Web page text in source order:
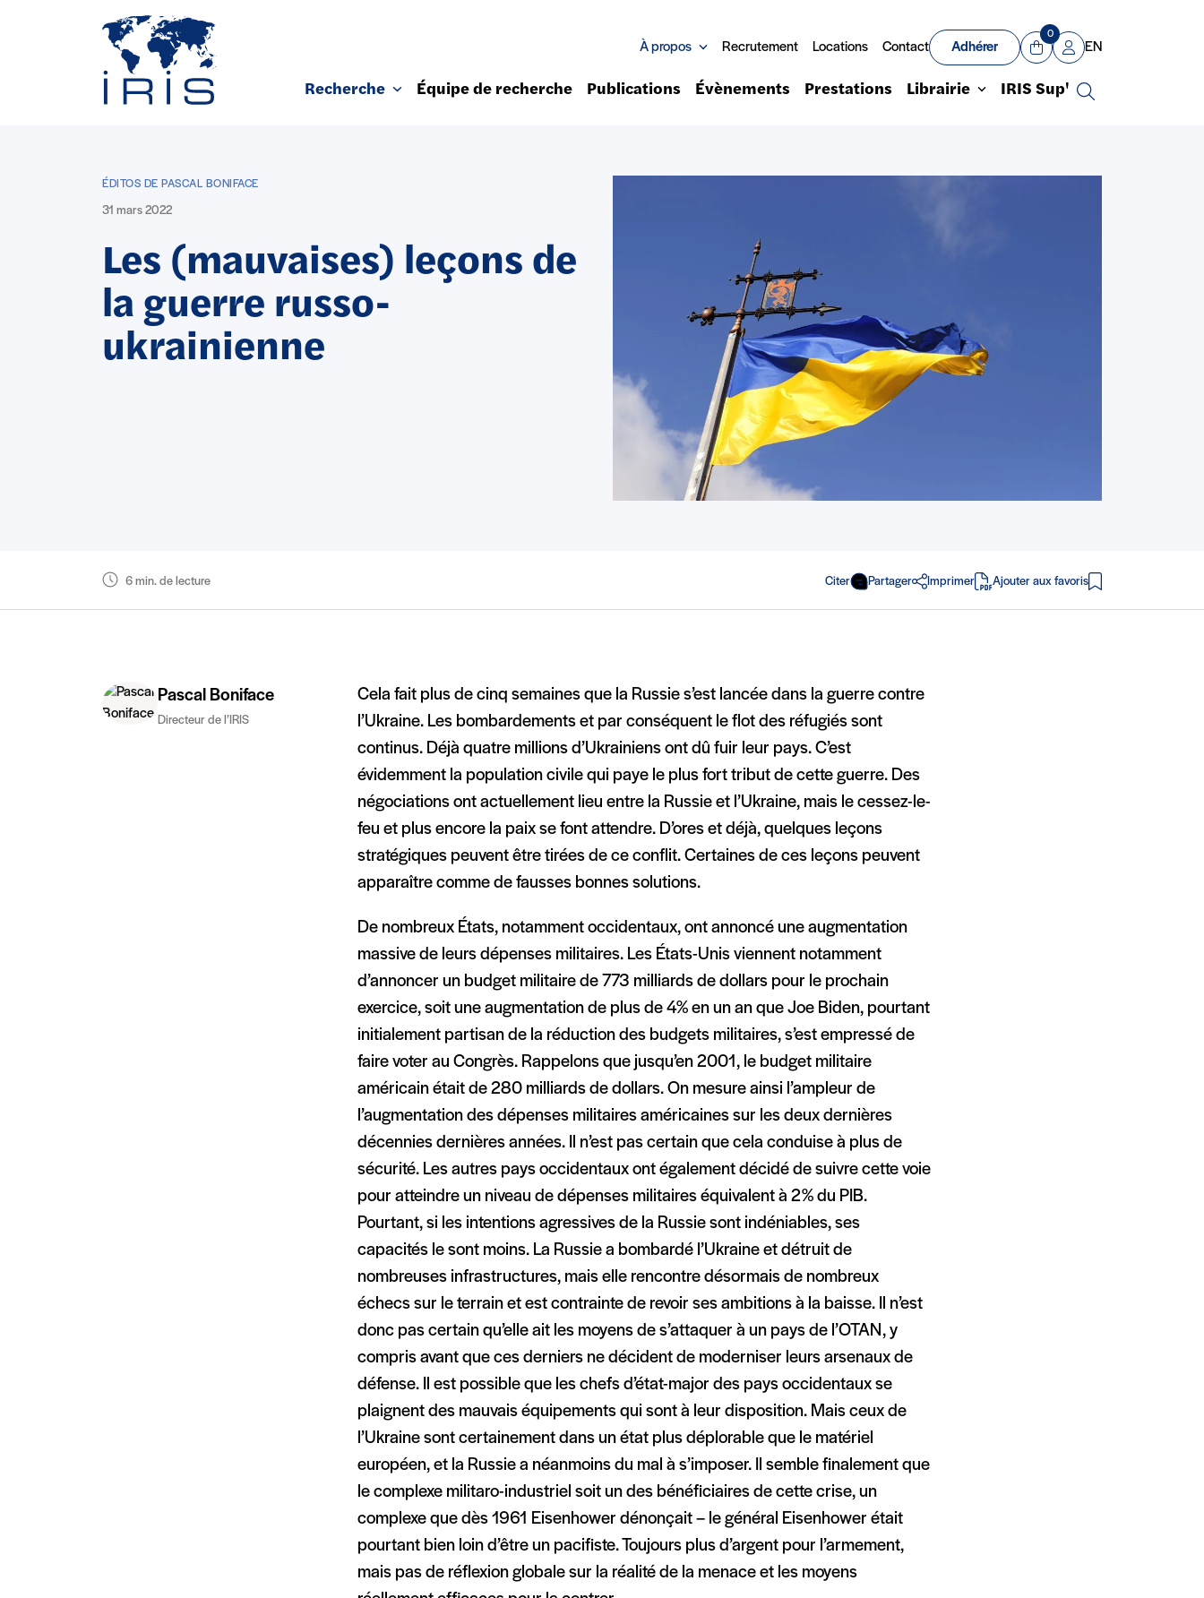
À propos Recrutement Locations Contact Adhérer
Panier
0
Mon compte
EN
Recherche Équipe de recherche Publications Évènements Prestations Librairie IRIS Sup'
Recherche
ÉDITOS DE PASCAL BONIFACE
31 mars 2022
Les (mauvaises) leçons de
la guerre russo-
ukrainienne
6 min. de lecture Citer Partager Imprimer
en PDF
Ajouter aux favoris
Pascal Boniface
Directeur de l’IRIS
Cela fait plus de cinq semaines que la Russie s’est lancée dans la guerre contre
l’Ukraine. Les bombardements et par conséquent le flot des réfugiés sont
continus. Déjà quatre millions d’Ukrainiens ont dû fuir leur pays. C’est
évidemment la population civile qui paye le plus fort tribut de cette guerre. Des
négociations ont actuellement lieu entre la Russie et l’Ukraine, mais le cessez-le-
feu et plus encore la paix se font attendre. D’ores et déjà, quelques leçons
stratégiques peuvent être tirées de ce conflit. Certaines de ces leçons peuvent
apparaître comme de fausses bonnes solutions.
De nombreux États, notamment occidentaux, ont annoncé une augmentation
massive de leurs dépenses militaires. Les États-Unis viennent notamment
d’annoncer un budget militaire de 773 milliards de dollars pour le prochain
exercice, soit une augmentation de plus de 4% en un an que Joe Biden, pourtant
initialement partisan de la réduction des budgets militaires, s’est empressé de
faire voter au Congrès. Rappelons que jusqu’en 2001, le budget militaire
américain était de 280 milliards de dollars. On mesure ainsi l’ampleur de
l’augmentation des dépenses militaires américaines sur les deux dernières
décennies dernières années. Il n’est pas certain que cela conduise à plus de
sécurité. Les autres pays occidentaux ont également décidé de suivre cette voie
pour atteindre un niveau de dépenses militaires équivalent à 2% du PIB.
Pourtant, si les intentions agressives de la Russie sont indéniables, ses
capacités le sont moins. La Russie a bombardé l’Ukraine et détruit de
nombreuses infrastructures, mais elle rencontre désormais de nombreux
échecs sur le terrain et est contrainte de revoir ses ambitions à la baisse. Il n’est
donc pas certain qu’elle ait les moyens de s’attaquer à un pays de l’OTAN, y
compris avant que ces derniers ne décident de moderniser leurs arsenaux de
défense. Il est possible que les chefs d’état-major des pays occidentaux se
plaignent des mauvais équipements qui sont à leur disposition. Mais ceux de
l’Ukraine sont certainement dans un état plus déplorable que le matériel
européen, et la Russie a néanmoins du mal à s’imposer. Il semble finalement que
le complexe militaro-industriel soit un des bénéficiaires de cette crise, un
complexe que dès 1961 Eisenhower dénonçait – le général Eisenhower était
pourtant bien loin d’être un pacifiste. Toujours plus d’argent pour l’armement,
mais pas de réflexion globale sur la réalité de la menace et les moyens